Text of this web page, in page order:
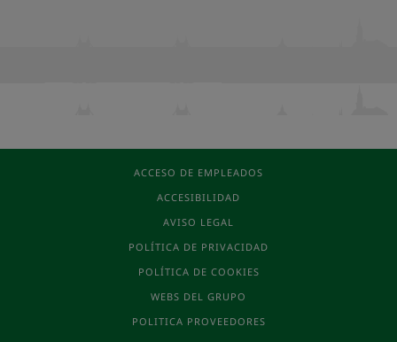
ACCESO DE EMPLEADOS
ACCESIBILIDAD
AVISO LEGAL
POLÍTICA DE PRIVACIDAD
POLÍTICA DE COOKIES
WEBS DEL GRUPO
POLITICA PROVEEDORES